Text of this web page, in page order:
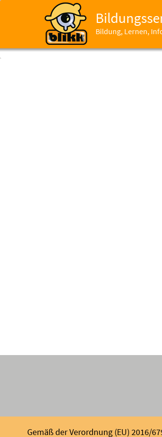
Bildung, Lernen,
Gemäß der Verordnung (EU) 2016/